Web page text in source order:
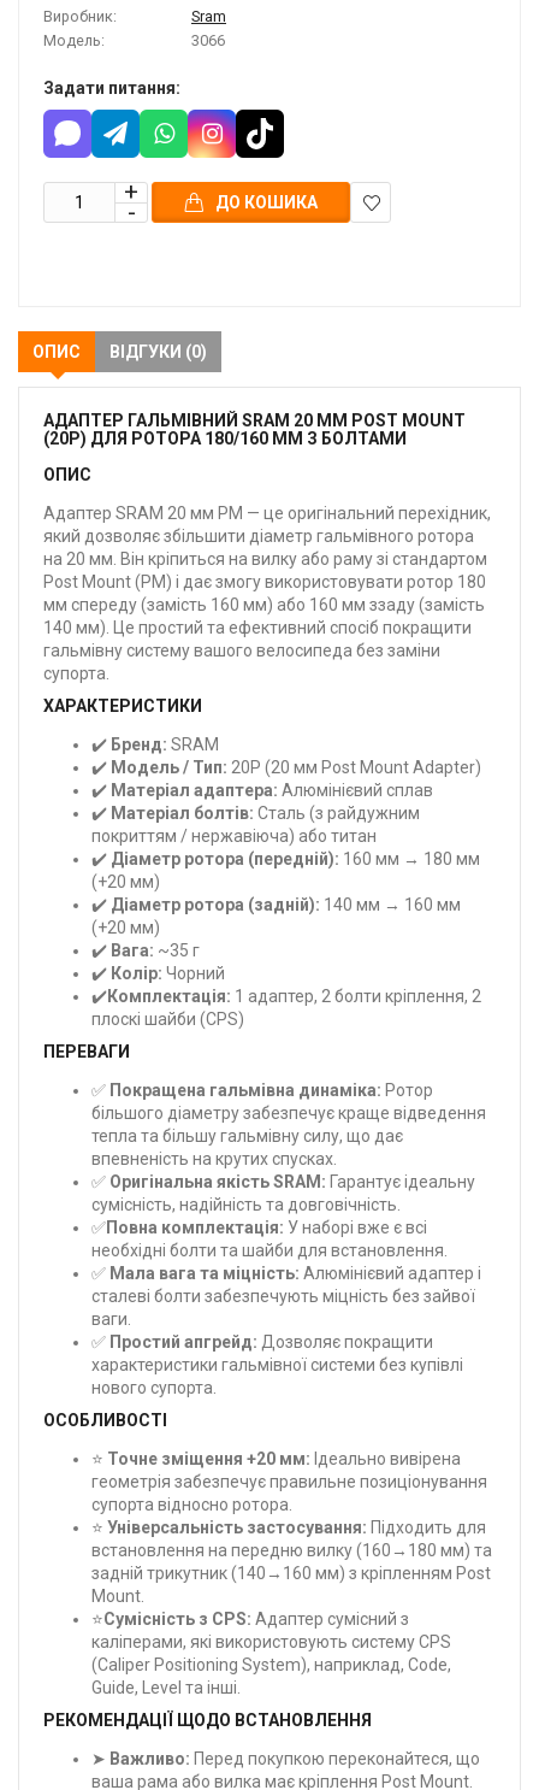
Виробник:
Sram
Модель:
3066
Задати питання:
ДО КОШИКА
ОПИС ВІДГУКИ (0)
АДАПТЕР ГАЛЬМІВНИЙ SRAM 20 ММ POST MOUNT
(20P) ДЛЯ РОТОРА 180/160 ММ З БОЛТАМИ
ОПИС
Адаптер SRAM 20 мм PM — це оригінальний перехідник,
який дозволяє збільшити діаметр гальмівного ротора
на 20 мм. Він кріпиться на вилку або раму зі стандартом
Post Mount (PM) і дає змогу використовувати ротор 180
мм спереду (замість 160 мм) або 160 мм ззаду (замість
140 мм). Це простий та ефективний спосіб покращити
гальмівну систему вашого велосипеда без заміни
супорта.
ХАРАКТЕРИСТИКИ
✔️ Бренд: SRAM
✔️ Модель / Тип: 20P (20 мм Post Mount Adapter)
✔️ Матеріал адаптера: Алюмінієвий сплав
✔️ Матеріал болтів: Сталь (з райдужним
покриттям / нержавіюча) або титан
✔️ Діаметр ротора (передній): 160 мм → 180 мм
(+20 мм)
✔️ Діаметр ротора (задній): 140 мм → 160 мм
(+20 мм)
✔️ Вага: ~35 г
✔️ Колір: Чорний
✔️Комплектація: 1 адаптер, 2 болти кріплення, 2
плоскі шайби (CPS)
ПЕРЕВАГИ
✅ Покращена гальмівна динаміка: Ротор
більшого діаметру забезпечує краще відведення
тепла та більшу гальмівну силу, що дає
впевненість на крутих спусках.
✅ Оригінальна якість SRAM: Гарантує ідеальну
сумісність, надійність та довговічність.
✅Повна комплектація: У наборі вже є всі
необхідні болти та шайби для встановлення.
✅ Мала вага та міцність: Алюмінієвий адаптер і
сталеві болти забезпечують міцність без зайвої
ваги.
✅ Простий апгрейд: Дозволяє покращити
характеристики гальмівної системи без купівлі
нового супорта.
ОСОБЛИВОСТІ
⭐ Точне зміщення +20 мм: Ідеально вивірена
геометрія забезпечує правильне позиціонування
супорта відносно ротора.
⭐ Універсальність застосування: Підходить для
встановлення на передню вилку (160→180 мм) та
задній трикутник (140→160 мм) з кріпленням Post
Mount.
⭐Сумісність з CPS: Адаптер сумісний з
каліперами, які використовують систему CPS
(Caliper Positioning System), наприклад, Code,
Guide, Level та інші.
РЕКОМЕНДАЦІЇ ЩОДО ВСТАНОВЛЕННЯ
➤ Важливо: Перед покупкою переконайтеся, що
ваша рама або вилка має кріплення Post Mount.